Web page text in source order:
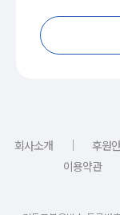
회사소개 ｜ 후원
이용약관